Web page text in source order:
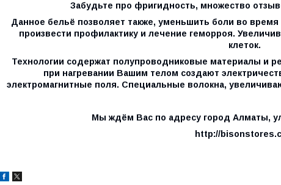
Забудьте про фригидность, множество
Данное бельё позволяет также, уменьшить боли во
произвести профилактику и лечение геморроя.
клеток.
Технологии содержат полупроводниковые материалы и
при нагревании Вашим телом создают
электромагнитные поля. Специальные волокна,
Мы ждём Вас по адресу город Алматы,
http://